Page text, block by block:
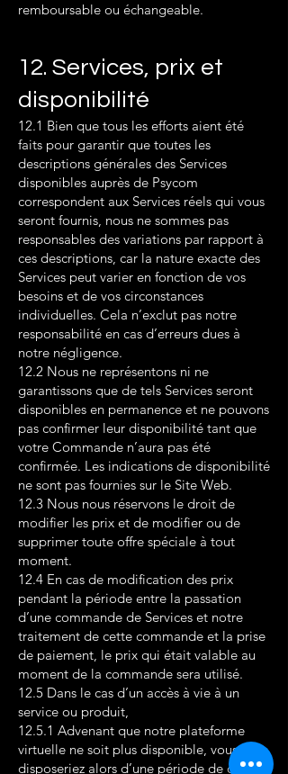
remboursable ou échangeable.
12. Services, prix et
disponibilité
12.1 Bien que tous les efforts aient été
faits pour garantir que toutes les
descriptions générales des Services
disponibles auprès de Psycom
correspondent aux Services réels qui vous
seront fournis, nous ne sommes pas
responsables des variations par rapport à
ces descriptions, car la nature exacte des
Services peut varier en fonction de vos
besoins et de vos circonstances
individuelles. Cela n’exclut pas notre
responsabilité en cas d’erreurs dues à
notre négligence.
12.2 Nous ne représentons ni ne
garantissons que de tels Services seront
disponibles en permanence et ne pouvons
pas confirmer leur disponibilité tant que
votre Commande n’aura pas été
confirmée. Les indications de disponibilité
ne sont pas fournies sur le Site Web.
12.3 Nous nous réservons le droit de
modifier les prix et de modifier ou de
supprimer toute offre spéciale à tout
moment.
12.4 En cas de modification des prix
pendant la période entre la passation
d’une commande de Services et notre
traitement de cette commande et la prise
de paiement, le prix qui était valable au
moment de la commande sera utilisé.
12.5 Dans le cas d’un accès à vie à un
service ou produit,
12.5.1 Advenant que notre plateforme
virtuelle ne soit plus disponible, vous
disposeriez alors d’une période de quatre